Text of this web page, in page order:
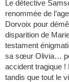
Le détective
renommée de
Dorvoix pour
disparition de
testament
sa sœur Olivia…
accident tragique !
tandis que tout le